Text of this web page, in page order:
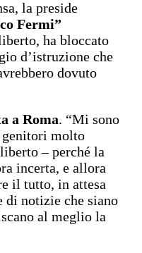
la preside
Fermi”
ha bloccato
d’istruzione che
dovuto
a Roma. “Mi sono
genitori molto
– perché la
incerta, e allora
il tutto, in attesa
di notizie che siano
al meglio la